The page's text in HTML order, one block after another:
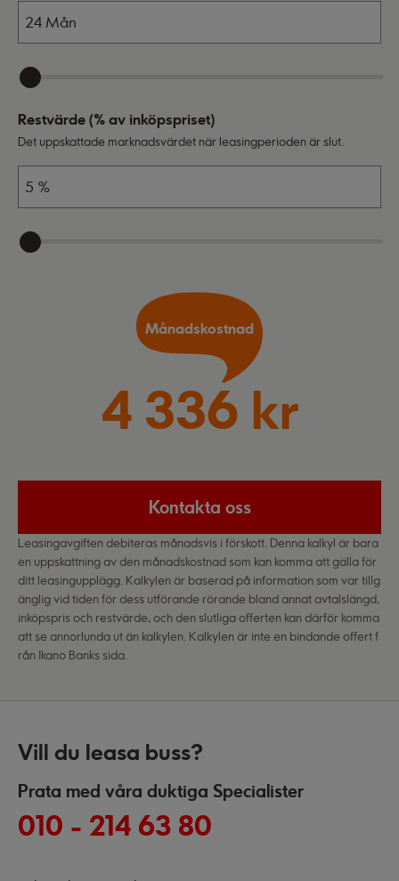
Restvärde (% av inköpspriset)
Det uppskattade marknadsvärdet när leasingperioden är slut.
Månadskostnad
4 336 kr
Kontakta oss
Leasingavgiften debiteras månadsvis i förskott. Denna kalkyl är bara
en uppskattning av den månadskostnad som kan komma att gälla för
ditt leasingupplägg. Kalkylen är baserad på information som var tillg
änglig vid tiden för dess utförande rörande bland annat avtalslängd,
inköpspris och restvärde, och den slutliga offerten kan därför komma
att se annorlunda ut än kalkylen. Kalkylen är inte en bindande offert f
rån Ikano Banks sida.
Vill du leasa buss?
Prata med våra duktiga Specialister
010 - 214 63 80